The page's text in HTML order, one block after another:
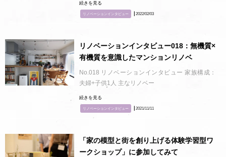
続きを見る
リノベーションインタビュー ┃2022/02/03
リノベーションインタビュー018：無機質×
有機質を意識したマンションリノベ
No.018 リノベーションインタビュー 家族構成：
夫婦+子供1人 主なリノベー
続きを見る
リノベーションインタビュー ┃2021/11/11
「家の模型と街を創り上げる体験学習型ワ
ークショップ」に参加してみて